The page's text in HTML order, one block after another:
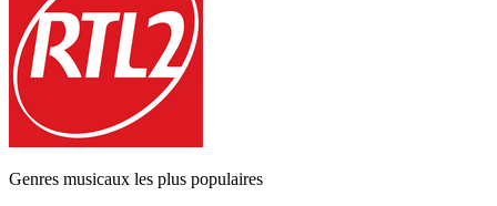
Genres musicaux les plus populaires